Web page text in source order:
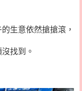
生意依然搶搶滾，
找到。